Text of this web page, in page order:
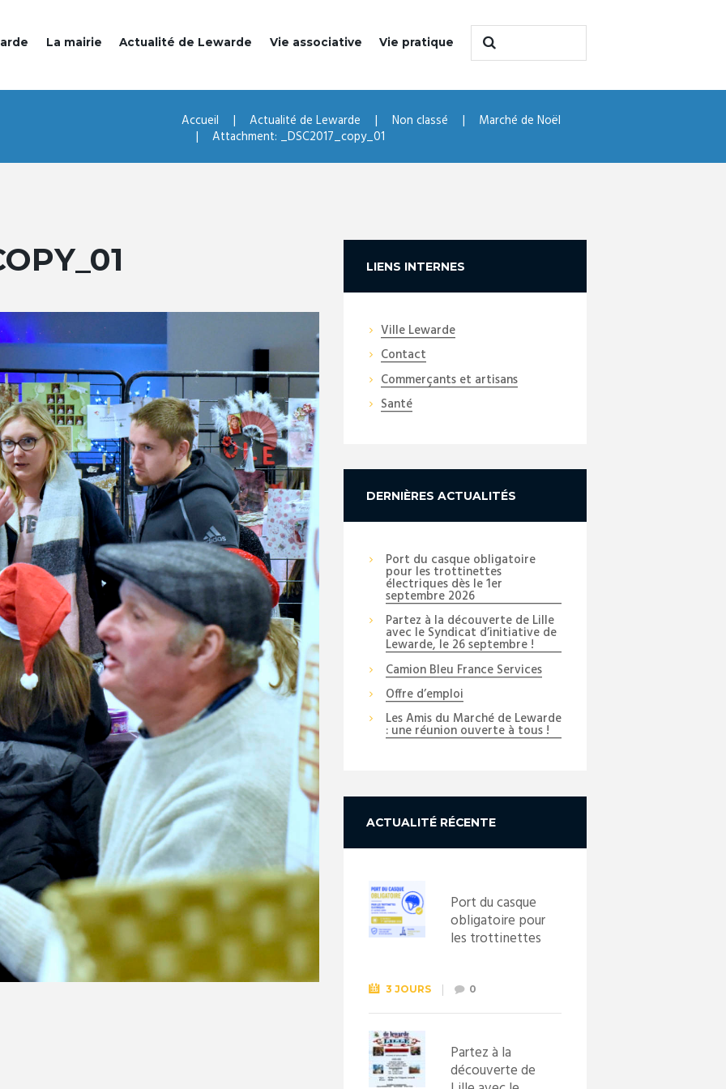
La mairie Actualité de Lewarde Vie associative Vie pratique
Accueil Actualité de Lewarde Non classé
Marché de Noël
Attachment: _DSC2017_copy_01
Next item
_DSC2018_copy_01
LIENS INTERNES
Ville Lewarde
Contact
Commerçants et artisans
Santé
DERNIÈRES ACTUALITÉS
Port du casque obligatoire
pour les trottinettes
électriques dès le 1er
septembre 2026
Partez à la découverte de Lille
avec le Syndicat d’initiative de
Lewarde, le 26 septembre !
Camion Bleu France Services
Offre d’emploi
Les Amis du Marché de Lewarde
: une réunion ouverte à tous !
ACTUALITÉ RÉCENTE
Port du casque
obligatoire pour
les trottinettes
septembre
2026
3 JOURS 0
Partez à la
découverte de